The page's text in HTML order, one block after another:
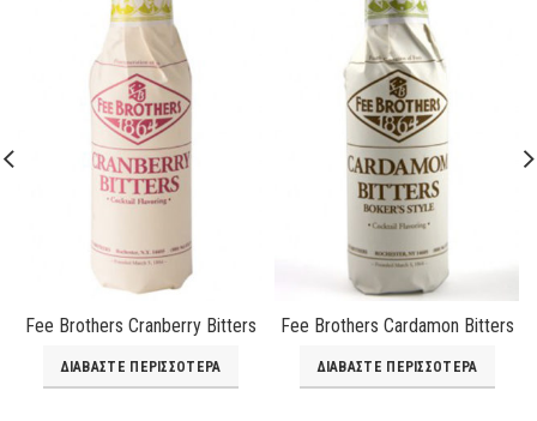
Fee Brothers Cranberry Bitters
ΔΙΑΒΆΣΤΕ ΠΕΡΙΣΣΌΤΕΡΑ
Fee Brothers Cardamon Bitters
ΔΙΑΒΆΣΤΕ ΠΕΡΙΣΣΌΤΕΡΑ